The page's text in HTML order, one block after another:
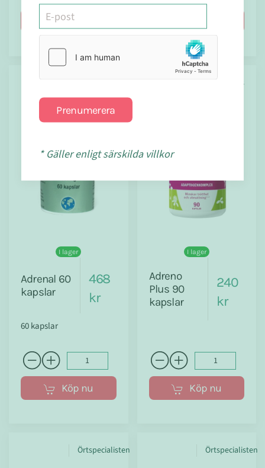
Köp nu
I lager
Adrenal 60
kapslar
468
kr
60 kapslar
Köp nu
Alpha Plus
I lager
Adreno
Plus 90
kapslar
240
kr
Köp nu
Örtspecialisten Örtspecialisten
Prenumerera
* Gäller enligt särskilda villkor